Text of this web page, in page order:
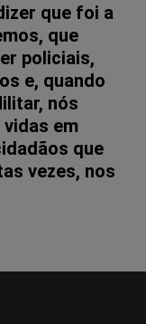
que foi a
que
policiais,
e, quando
nós
em
que
vezes, nos